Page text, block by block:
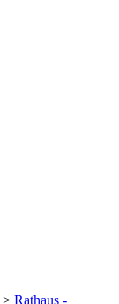
> Rathaus -